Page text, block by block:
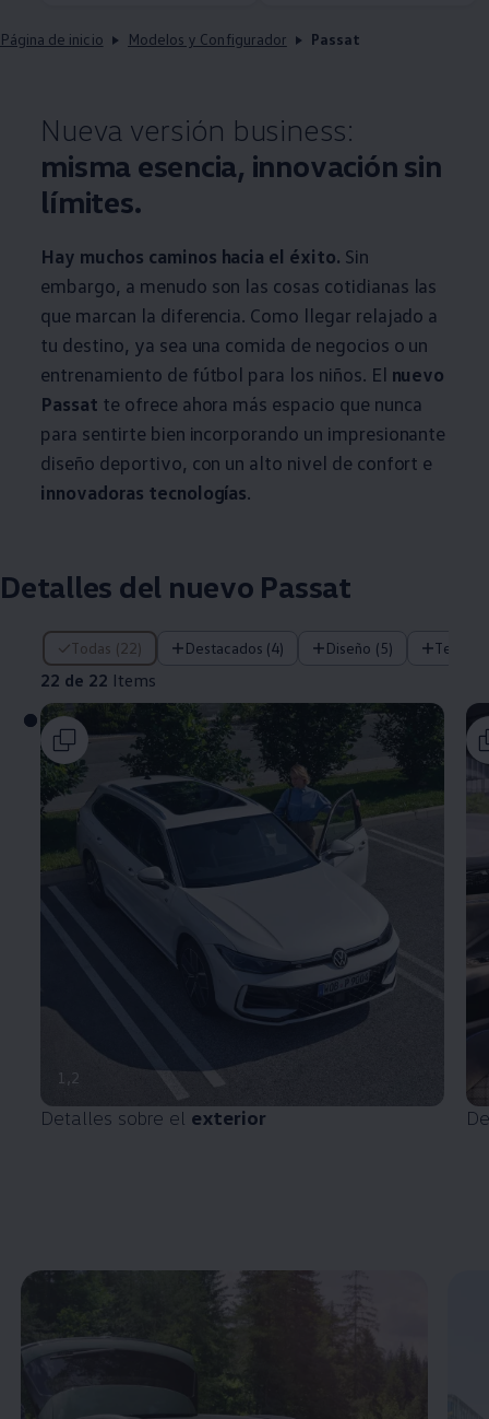
Página de inicio Modelos y Configurador Passat
Nueva versión business:
misma esencia, innovación sin
límites.
Hay muchos caminos hacia el éxito. Sin
embargo, a menudo son las cosas cotidianas las
que marcan la diferencia. Como llegar relajado a
tu destino, ya sea una comida de negocios o un
entrenamiento de fútbol para los niños. El nuevo
Passat te ofrece ahora más espacio que nunca
para sentirte bien incorporando un impresionante
diseño deportivo, con un alto nivel de confort e
innovadoras tecnologías.
Detalles del nuevo Passat
Todas (22) Destacados (4) Diseño (5)
22 de 22 Items
22 de 22 Items
1 ,2
Detalles sobre el exterior
Enable fullscreen mode